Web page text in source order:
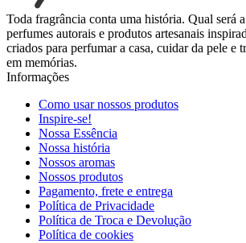
Toda fragrância conta uma história. Qual será
perfumes autorais e produtos artesanais
criados para perfumar a casa, cuidar da pele e
em memórias.
Informações
Como usar nossos produtos
Inspire-se!
Nossa Essência
Nossa história
Nossos aromas
Nossos produtos
Pagamento, frete e entrega
Política de Privacidade
Política de Troca e Devolução
Política de cookies